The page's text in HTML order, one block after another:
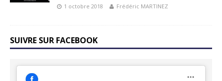
1 octobre 2018 Frédéric MARTINEZ
SUIVRE SUR FACEBOOK